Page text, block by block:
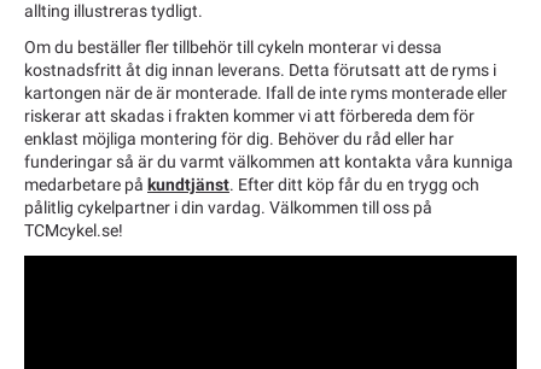
allting illustreras tydligt.
Om du beställer fler tillbehör till cykeln monterar vi dessa
kostnadsfritt åt dig innan leverans. Detta förutsatt att de ryms i
kartongen när de är monterade. Ifall de inte ryms monterade eller
riskerar att skadas i frakten kommer vi att förbereda dem för
enklast möjliga montering för dig. Behöver du råd eller har
funderingar så är du varmt välkommen att kontakta våra kunniga
medarbetare på kundtjänst. Efter ditt köp får du en trygg och
pålitlig cykelpartner i din vardag. Välkommen till oss på
TCMcykel.se!